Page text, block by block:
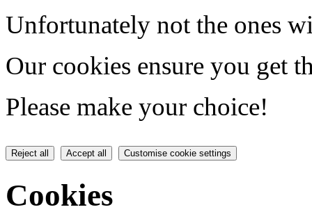
Unfortunately not the ones
Our cookies ensure you get
Please make your choice!
Reject all Accept all Customise cookie settings
Cookies